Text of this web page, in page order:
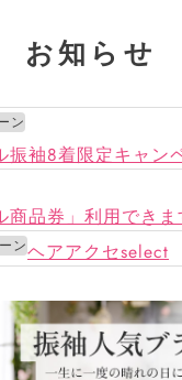
お知らせ
ン
袖8着限定キャン
商品券」利用できま
ンヘアアクセselect